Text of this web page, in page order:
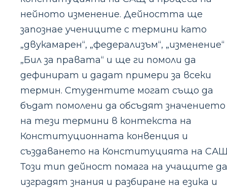
нейното изменение. Дейността ще
запознае учениците с термини като
„двукамарен“, „федерализъм“, „изменение“
„Бил за правата“ и ще ги помоли да
дефинират и дадат примери за всеки
термин. Студентите могат също да
бъдат помолени да обсъдят значението
на тези термини в контекста на
Конституционната конвенция и
създаването на Конституцията на
Този тип дейност помага на учащите да
изградят знания и разбиране на езика и